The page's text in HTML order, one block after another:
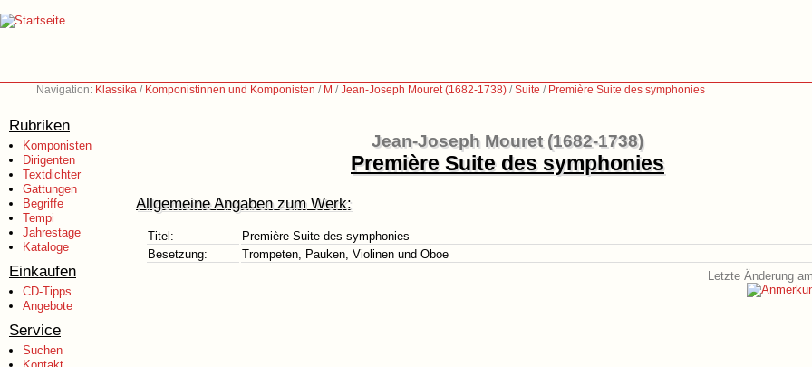
Navigation: Klassika / Komponistinnen und Komponisten / M /Jean-Joseph Mouret (1682-1738) /Suite / Première Suite des symphonies
Rubriken
Komponisten
Dirigenten
Textdichter
Gattungen
Begriffe
Tempi
Jahrestage
Kataloge
Einkaufen
CD-Tipps
Angebote
Service
Suchen
Jean-Joseph Mouret (1682-1738)
Première Suite des symphonies
Allgemeine Angaben zum Werk:
Titel:
Première Suite des symphonies
Besetzung:
Trompeten, Pauken, Violinen und Oboe
Letzte Änderung